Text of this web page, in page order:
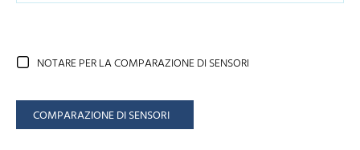
NOTARE PER LA COMPARAZIONE DI SENSORI
COMPARAZIONE DI SENSORI